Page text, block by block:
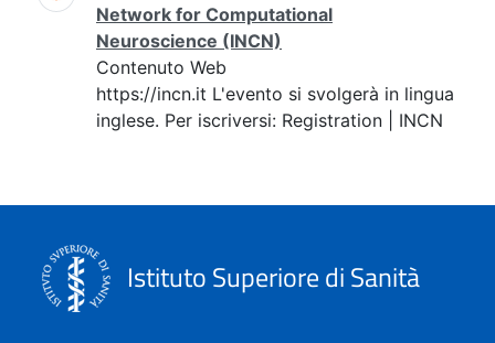
Network for Computational
Neuroscience (INCN)
Contenuto Web
https://incn.it L'evento si svolgerà in lingua
inglese. Per iscriversi: Registration | INCN
Istituto Superiore di Sanità